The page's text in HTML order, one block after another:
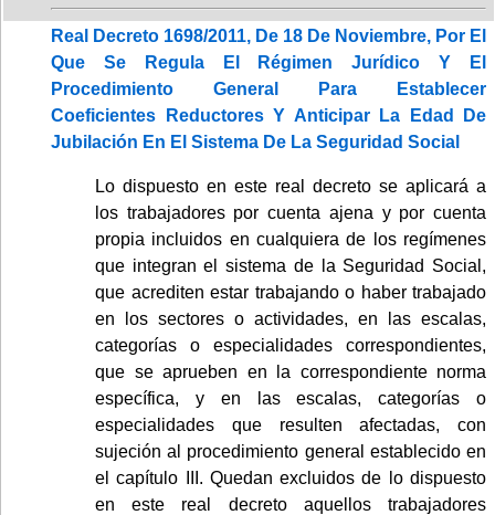
Real Decreto 1698/2011, De 18 De Noviembre, Por El
Que Se Regula El Régimen Jurídico Y El
Procedimiento General Para Establecer
Coeficientes Reductores Y Anticipar La Edad De
Jubilación En El Sistema De La Seguridad Social
Lo dispuesto en este real decreto se aplicará a
los trabajadores por cuenta ajena y por cuenta
propia incluidos en cualquiera de los regímenes
que integran el sistema de la Seguridad Social,
que acrediten estar trabajando o haber trabajado
en los sectores o actividades, en las escalas,
categorías o especialidades correspondientes,
que se aprueben en la correspondiente norma
específica, y en las escalas, categorías o
especialidades que resulten afectadas, con
sujeción al procedimiento general establecido en
el capítulo III. Quedan excluidos de lo dispuesto
en este real decreto aquellos trabajadores